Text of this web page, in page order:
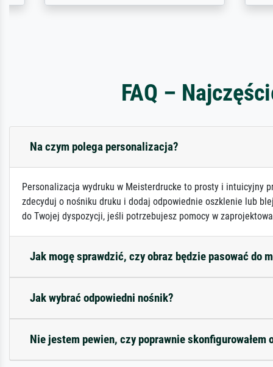
FAQ –
Na czym polega personalizacja?
Personalizacja wydruku w Meisterdrucke to prosty i intuicyjny
zdecyduj o nośniku druku i dodaj odpowiednie oszklenie lub
do Twojej dyspozycji, jeśli potrzebujesz pomocy w
Jak mogę sprawdzić, czy obraz będzie pasować do
Jak wybrać odpowiedni nośnik?
Nie jestem pewien, czy poprawnie skonfigurowałem